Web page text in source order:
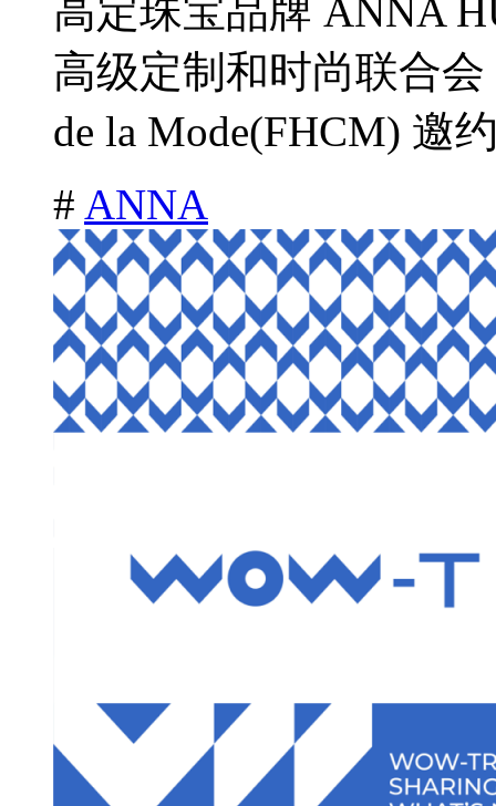
高定珠宝品牌 ANNA
高级定制和时尚联合会
de la Mode(FHCM) 邀
# ANNA